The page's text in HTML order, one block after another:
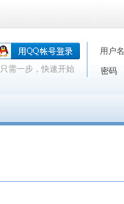
用户名
密码
只需一步，快速开始